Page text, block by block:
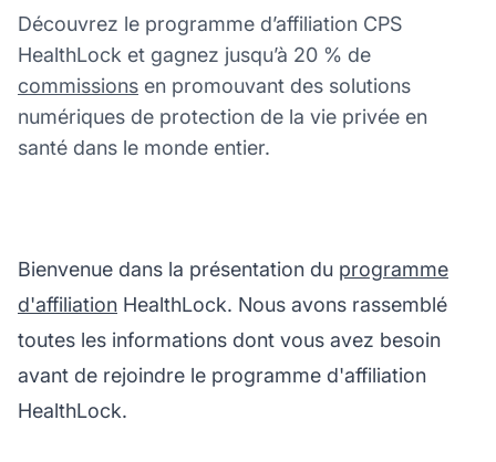
Découvrez le programme d’affiliation CPS
HealthLock et gagnez jusqu’à 20 % de
commissions en promouvant des solutions
numériques de protection de la vie privée en
santé dans le monde entier.
Bienvenue dans la présentation du programme
d'affiliation HealthLock. Nous avons rassemblé
toutes les informations dont vous avez besoin
avant de rejoindre le programme d'affiliation
HealthLock.